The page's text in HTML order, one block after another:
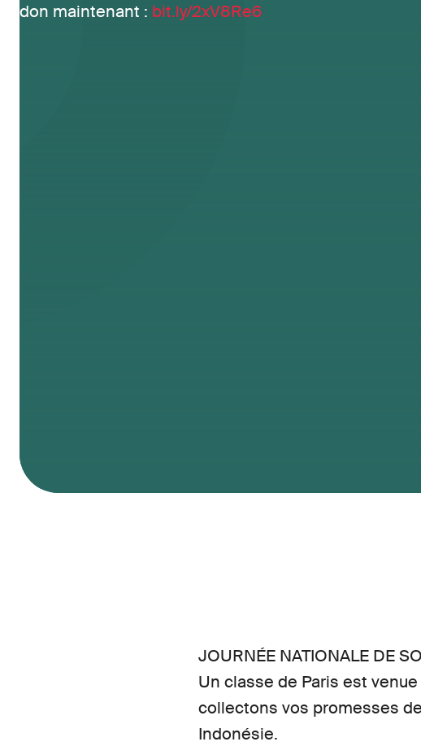
don maintenant : bit.ly/2xV8Re6
JOURNÉE NATIONALE DE
Un classe de Paris est
collectons vos promesses
Indonésie.